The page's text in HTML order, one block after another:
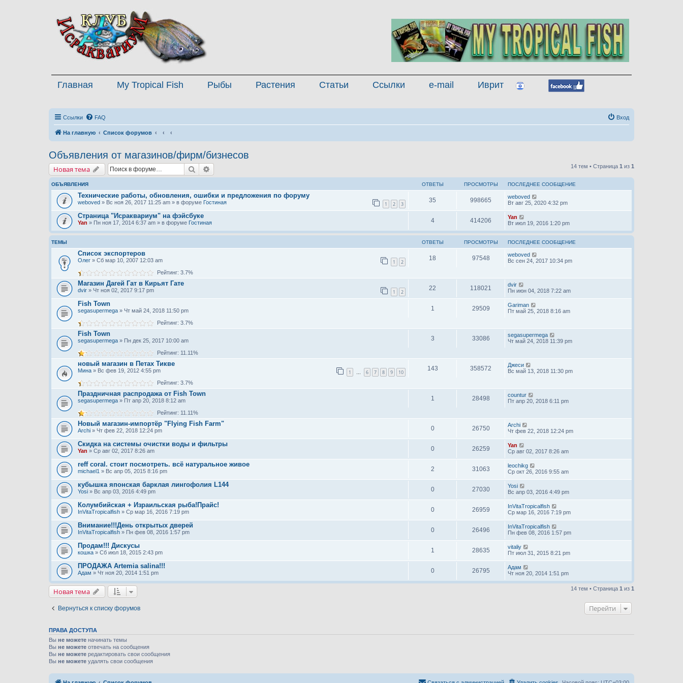
Главная My Tropical Fish Рыбы Растения Статьи Ссылки e-mail Иврит
Ссылки FAQ Вход
На главную Список форумов
Объявления от магазинов/фирм/бизнесов
Новая тема Поиск 14 тем • Страница 1 из 1
ОБЪЯВЛЕНИЯ ОТВЕТЫ ПРОСМОТРЫ ПОСЛЕДНЕЕ СООБЩЕНИЕ
Технические работы, обновления, ошибки и предложения по форуму
weboved » Вс ноя 26, 2017 11:25 am » в форуме Гостиная 1 2 3
35 998665
weboved
Вт авг 25, 2020 4:32 pm
Страница "Исраквариум" на фэйсбуке
Yan » Пн ноя 17, 2014 6:37 am » в форуме Гостиная 4 414206
Yan
Вт июл 19, 2016 1:20 pm
ТЕМЫ ОТВЕТЫ ПРОСМОТРЫ ПОСЛЕДНЕЕ СООБЩЕНИЕ
Список экспортеров
Олег » Сб мар 10, 2007 12:03 am 1 2
Рейтинг: 3.7%
18 97548
weboved
Вс сен 24, 2017 10:34 pm
Магазин Дагей Гат в Кирьят Гате
dvir » Чт ноя 02, 2017 9:17 pm 1 2
22 118021
dvir
Пн июн 04, 2018 7:22 am
Fish Town
segasupermega » Чт май 24, 2018 11:50 pm
Рейтинг: 3.7%
1 29509
Gariman
Пт май 25, 2018 8:16 am
Fish Town
segasupermega » Пн дек 25, 2017 10:00 am
Рейтинг: 11.11%
3 33086
segasupermega
Чт май 24, 2018 11:39 pm
новый магазин в Петах Тикве
Мина » Вс фев 19, 2012 4:55 pm 1 … 6 7 8 9 10
Рейтинг: 3.7%
143 358572
Джеси
Вс май 13, 2018 11:30 pm
Праздничная распродажа от Fish Town
segasupermega » Пт апр 20, 2018 8:12 am
Рейтинг: 11.11%
1 28498
countur
Пт апр 20, 2018 6:11 pm
Новый магазин-импортёр "Flying Fish Farm‎"
Archi » Чт фев 22, 2018 12:24 pm 0 26750
Archi
Чт фев 22, 2018 12:24 pm
Скидка на системы очистки воды и фильтры
Yan » Ср авг 02, 2017 8:26 am 0 26259
Yan
Ср авг 02, 2017 8:26 am
reff coral. стоит посмотреть. всё натуральное живое
michael1 » Вс апр 05, 2015 8:16 pm 2 31063
leochikg
Ср окт 26, 2016 9:55 am
кубышка японская барклая лингофолия L144
Yosi » Вс апр 03, 2016 4:49 pm 0 27030
Yosi
Вс апр 03, 2016 4:49 pm
Колумбийская + Израильская рыба!Прайс!
InVitaTropicalfish » Ср мар 16, 2016 7:19 pm 0 26959
InVitaTropicalfish
Ср мар 16, 2016 7:19 pm
Внимание!!!День открытых дверей
InVitaTropicalfish » Пн фев 08, 2016 1:57 pm 0 26496
InVitaTropicalfish
Пн фев 08, 2016 1:57 pm
Продам!!! Дискусы
кошка » Сб июл 18, 2015 2:43 pm 1 28635
vitaliy
Пт июл 31, 2015 8:21 pm
ПРОДАЖА Artemia salina!!!
Адам » Чт ноя 20, 2014 1:51 pm 0 26795
Адам
Чт ноя 20, 2014 1:51 pm
Новая тема 14 тем • Страница 1 из 1
Вернуться к списку форумов Перейти
ПРАВА ДОСТУПА
Вы не можете начинать темы
Вы не можете отвечать на сообщения
Вы не можете редактировать свои сообщения
Вы не можете удалять свои сообщения